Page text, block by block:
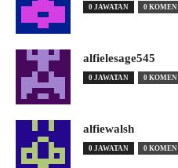
0 JAWATAN 0 KOMEN
alfielesage545
0 JAWATAN 0 KOMEN
alfiewalsh
0 JAWATAN 0 KOMEN